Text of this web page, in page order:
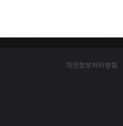
개인정보처리방침